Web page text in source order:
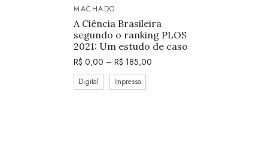
MACHADO
A Ciência Brasileira
segundo o ranking PLOS
2021: Um estudo de caso
R$ 0,00 – R$ 185,00
Digital Impressa